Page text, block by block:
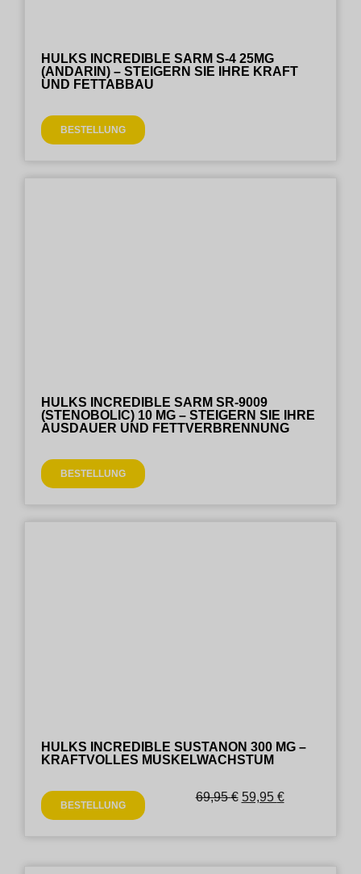
HULKS INCREDIBLE SARM S-4 25MG
(ANDARIN) – STEIGERN SIE IHRE KRAFT
UND FETTABBAU
BESTELLUNG
HULKS INCREDIBLE SARM SR-9009
(STENOBOLIC) 10 MG – STEIGERN SIE IHRE
AUSDAUER UND FETTVERBRENNUNG
BESTELLUNG
HULKS INCREDIBLE SUSTANON 300 MG –
KRAFTVOLLES MUSKELWACHSTUM
BESTELLUNG
69,95€ 59,95 €